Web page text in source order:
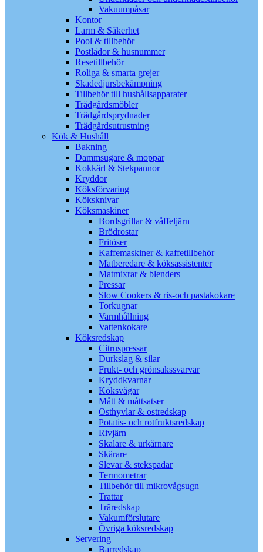
Vakuumpåsar
Kontor
Larm & Säkerhet
Pool & tillbehör
Postlådor & husnummer
Resetillbehör
Roliga & smarta grejer
Skadedjursbekämpning
Tillbehör till hushållsapparater
Trädgårdsmöbler
Trädgårdsprydnader
Trädgårdsutrustning
Kök & Hushåll
Bakning
Dammsugare & moppar
Kokkärl & Stekpannor
Kryddor
Köksförvaring
Köksknivar
Köksmaskiner
Bordsgrillar & våffeljärn
Brödrostar
Fritöser
Kaffemaskiner & kaffetillbehör
Matberedare & köksassistenter
Matmixrar & blenders
Pressar
Slow Cookers & ris-och pastakokare
Torkugnar
Varmhållning
Vattenkokare
Köksredskap
Citruspressar
Durkslag & silar
Frukt- och grönsakssvarvar
Kryddkvarnar
Köksvågar
Mått & måttsatser
Osthyvlar & ostredskap
Potatis- och rotfruktsredskap
Rivjärn
Skalare & urkärnare
Skärare
Slevar & stekspadar
Termometrar
Tillbehör till mikrovågsugn
Trattar
Träredskap
Vakumförslutare
Övriga köksredskap
Servering
Barredskap